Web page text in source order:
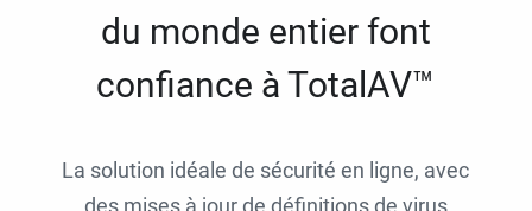
du monde entier font
confiance à TotalAV™
La solution idéale de sécurité en ligne, avec
des mises à jour de définitions de virus